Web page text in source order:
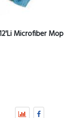
Microfiber Mop